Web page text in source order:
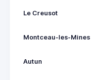
Le Creusot
Montceau-les-Mines
Autun